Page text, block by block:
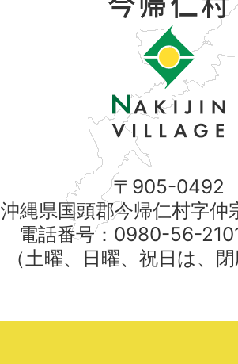
〒905-0492
沖縄県国頭郡今帰仁村字仲
電話番号：0980-56-
（土曜、日曜、祝日は、